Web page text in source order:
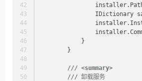
            }
        }
/// <summary>
/// 卸载服务